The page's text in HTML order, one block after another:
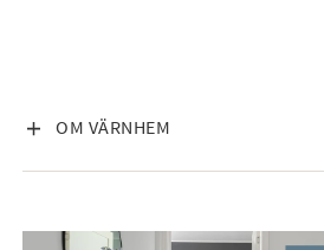
OM VÄRNHEM
VISA INNEHÅLL